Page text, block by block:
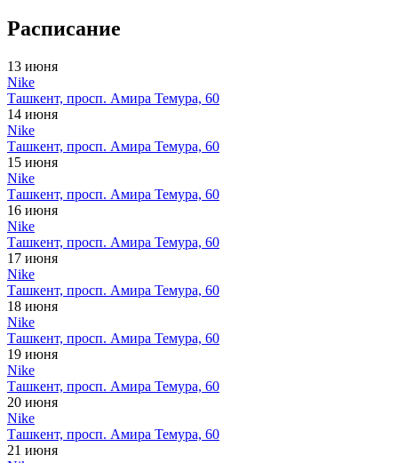
Расписание
13 июня
Nike
Ташкент, просп. Амира Темура, 60
14 июня
Nike
Ташкент, просп. Амира Темура, 60
15 июня
Nike
Ташкент, просп. Амира Темура, 60
16 июня
Nike
Ташкент, просп. Амира Темура, 60
17 июня
Nike
Ташкент, просп. Амира Темура, 60
18 июня
Nike
Ташкент, просп. Амира Темура, 60
19 июня
Nike
Ташкент, просп. Амира Темура, 60
20 июня
Nike
Ташкент, просп. Амира Темура, 60
21 июня